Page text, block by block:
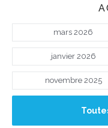
mars 2026
janvier 2026
novembre 2025